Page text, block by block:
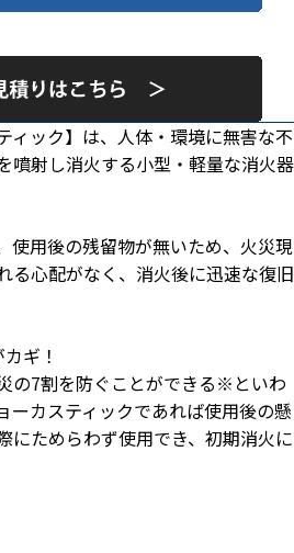
ィック】は、人体・環境に無害な不
噴射し消火する小型・軽量な消火器
使用後の残留物が無いため、火災現
る心配がなく、消火後に迅速な復旧
ギ！
の7割を防ぐことができる※といわ
ーカスティックであれば使用後の懸
にためらわず使用でき、初期消火に